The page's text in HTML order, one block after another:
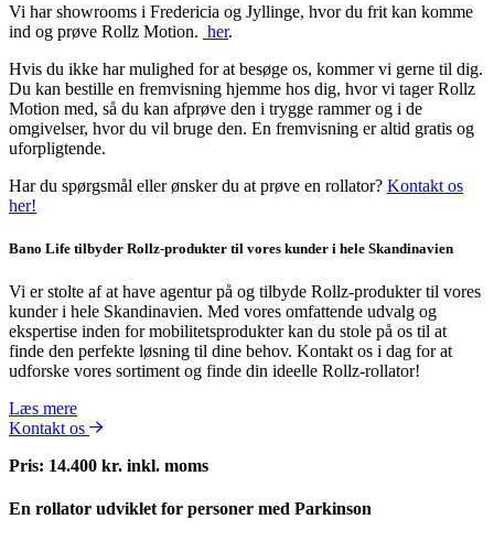
Vi har showrooms i Fredericia og Jyllinge, hvor du frit kan komme
ind og prøve Rollz Motion. her.
Hvis du ikke har mulighed for at besøge os, kommer vi gerne til dig.
Du kan bestille en fremvisning hjemme hos dig, hvor vi tager Rollz
Motion med, så du kan afprøve den i trygge rammer og i de
omgivelser, hvor du vil bruge den. En fremvisning er altid gratis og
uforpligtende.
Har du spørgsmål eller ønsker du at prøve en rollator? Kontakt os
her!
Bano Life tilbyder Rollz-produkter til vores kunder i hele Skandinavien
Vi er stolte af at have agentur på og tilbyde Rollz-produkter til vores
kunder i hele Skandinavien. Med vores omfattende udvalg og
ekspertise inden for mobilitetsprodukter kan du stole på os til at
finde den perfekte løsning til dine behov. Kontakt os i dag for at
udforske vores sortiment og finde din ideelle Rollz-rollator!
Læs mere
Kontakt os
Pris: 14.400 kr. inkl. moms
En rollator udviklet for personer med Parkinson